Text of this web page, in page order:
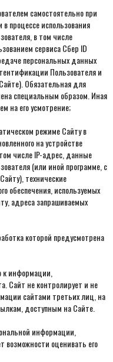
самостоятельно при
процессе использования
в том числе
сервиса Сбер ID
персональных данных
Пользователя и
Обязательная для
специальным образом. Иная
на его усмотрение;
режиме Сайту в
на устройстве
числе IP-адрес, данные
(или иной программе, с
технические
обеспечения, используемых
адреса запрашиваемых
которой предусмотрена
информации,
Сайт не контролирует и не
сайтами третьих лиц, на
доступным на Сайте.
информации,
возможности оценивать его